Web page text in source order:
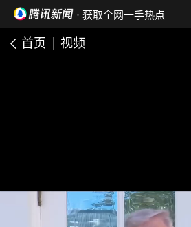
· 获取全网一手热点
首页 视频